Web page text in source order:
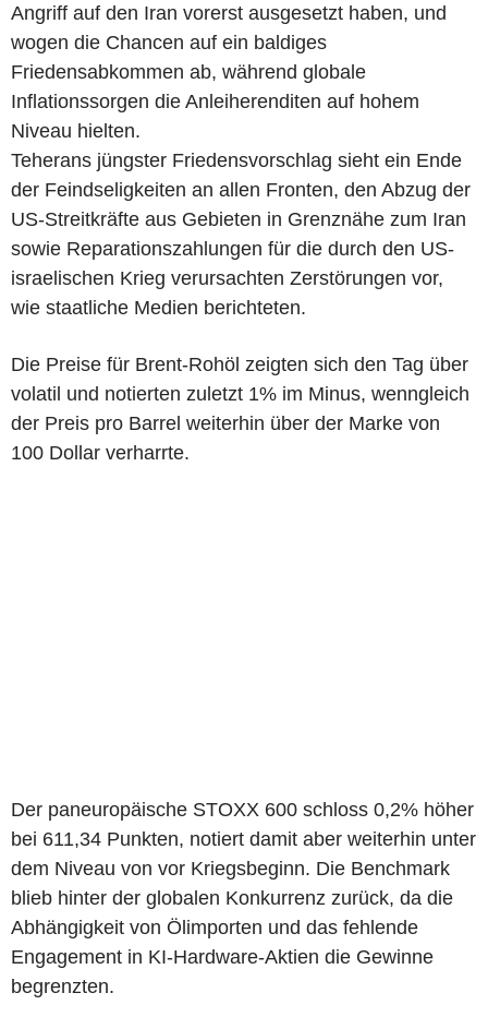
Angriff auf den Iran vorerst ausgesetzt haben, und
wogen die Chancen auf ein baldiges
Friedensabkommen ab, während globale
Inflationssorgen die Anleiherenditen auf hohem
Niveau hielten.
Teherans jüngster Friedensvorschlag sieht ein Ende
der Feindseligkeiten an allen Fronten, den Abzug der
US-Streitkräfte aus Gebieten in Grenznähe zum Iran
sowie Reparationszahlungen für die durch den US-
israelischen Krieg verursachten Zerstörungen vor,
wie staatliche Medien berichteten.
Die Preise für Brent-Rohöl zeigten sich den Tag über
volatil und notierten zuletzt 1% im Minus, wenngleich
der Preis pro Barrel weiterhin über der Marke von
100 Dollar verharrte.
Der paneuropäische STOXX 600 schloss 0,2% höher
bei 611,34 Punkten, notiert damit aber weiterhin unter
dem Niveau von vor Kriegsbeginn. Die Benchmark
blieb hinter der globalen Konkurrenz zurück, da die
Abhängigkeit von Ölimporten und das fehlende
Engagement in KI-Hardware-Aktien die Gewinne
begrenzten.